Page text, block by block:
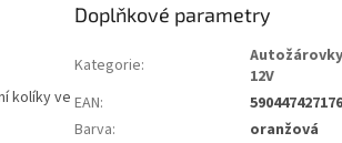
kolíky ve
Doplňkové parametry
Kategorie:
Autožárovky
12V
EAN:
Barva:
oranžová